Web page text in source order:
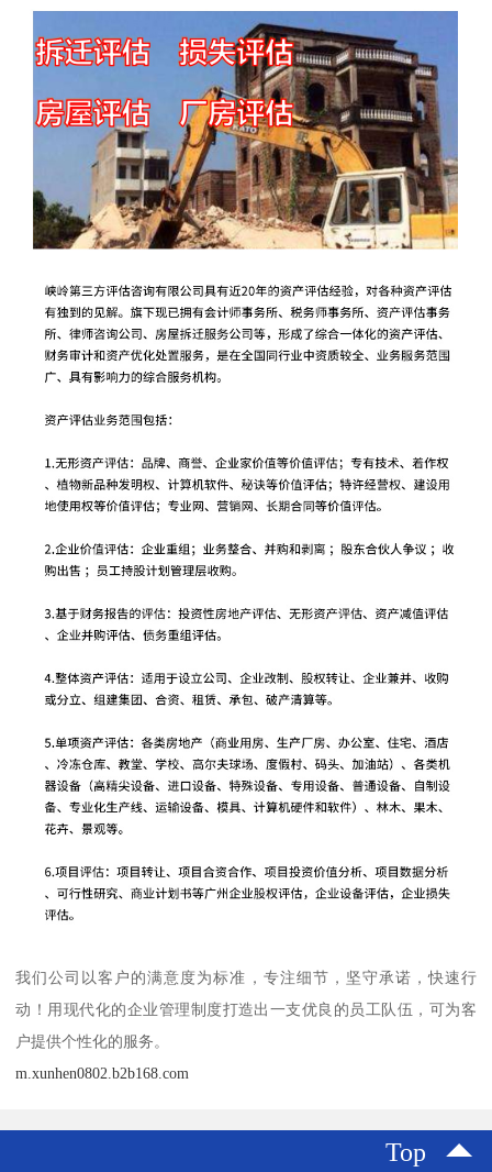
我们公司以客户的满意度为标准，专注细节，坚守承诺，快速行
动！用现代化的企业管理制度打造出一支优良的员工队伍，可为客
户提供个性化的服务。
m.xunhen0802.b2b168.com
Top